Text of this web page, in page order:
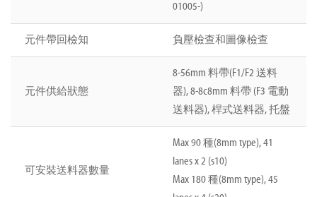
01005-)
元件帶回檢知 負壓檢查和圖像檢查
元件供給狀態
8-56mm 料帶(F1/F2 送料
器), 8-8c8mm 料帶 (F3 電動
送料器), 桿式送料器, 托盤
可安裝送料器數量
Max 90 種(8mm type), 41
lanes x 2 (s10)
Max 180 種(8mm type), 45